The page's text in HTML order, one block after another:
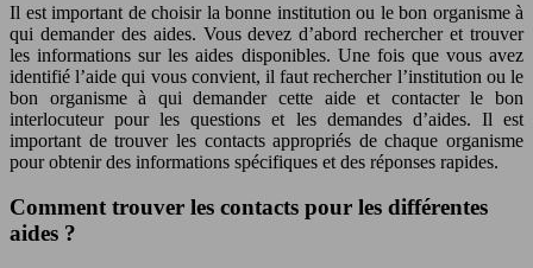
Il est important de choisir la bonne institution ou le bon organisme à
qui demander des aides. Vous devez d’abord rechercher et trouver
les informations sur les aides disponibles. Une fois que vous avez
identifié l’aide qui vous convient, il faut rechercher l’institution ou le
bon organisme à qui demander cette aide et contacter le bon
interlocuteur pour les questions et les demandes d’aides. Il est
important de trouver les contacts appropriés de chaque organisme
pour obtenir des informations spécifiques et des réponses rapides.
Comment trouver les contacts pour les différentes
aides ?